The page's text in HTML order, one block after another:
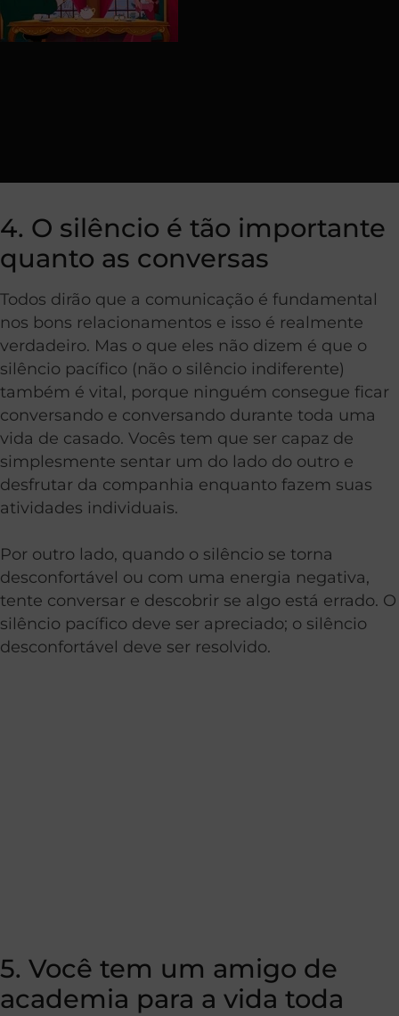
4. O silêncio é tão importante
quanto as conversas
Todos dirão que a comunicação é fundamental
nos bons relacionamentos e isso é realmente
verdadeiro. Mas o que eles não dizem é que o
silêncio pacífico (não o silêncio indiferente)
também é vital, porque ninguém consegue ficar
conversando e conversando durante toda uma
vida de casado. Vocês tem que ser capaz de
simplesmente sentar um do lado do outro e
desfrutar da companhia enquanto fazem suas
atividades individuais.
Por outro lado, quando o silêncio se torna
desconfortável ou com uma energia negativa,
tente conversar e descobrir se algo está errado. O
silêncio pacífico deve ser apreciado; o silêncio
desconfortável deve ser resolvido.
5. Você tem um amigo de
academia para a vida toda